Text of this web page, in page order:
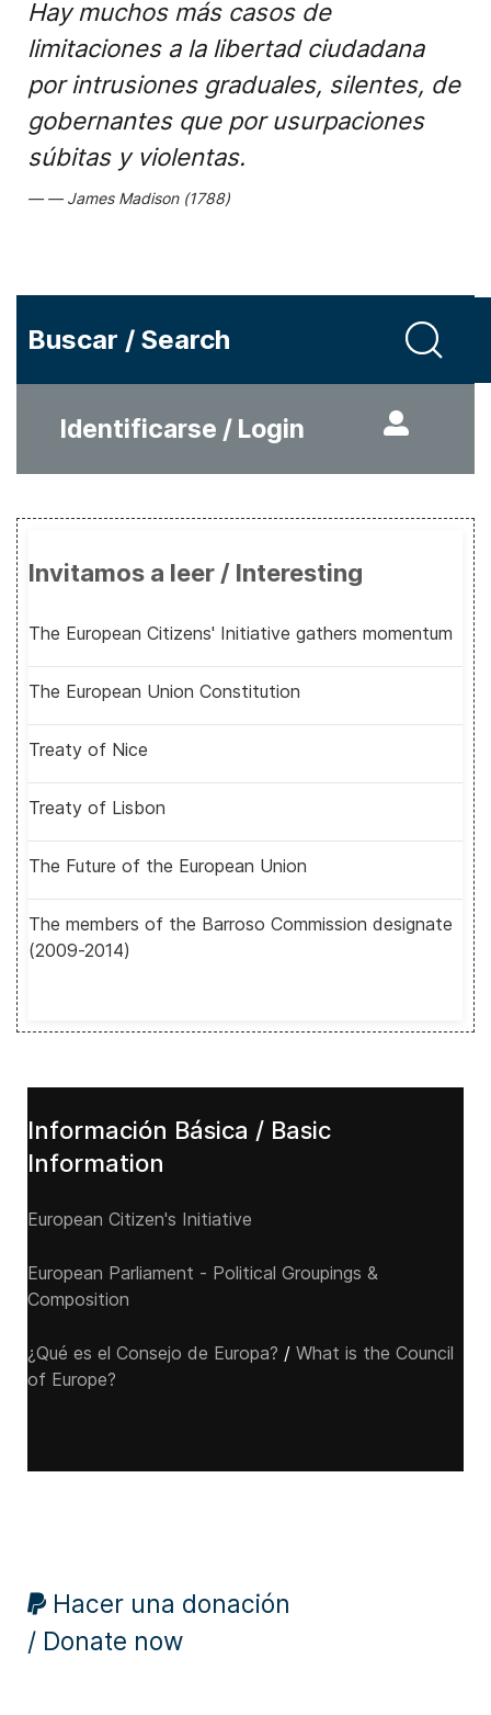
Hay muchos más casos de
limitaciones a la libertad ciudadana
por intrusiones graduales, silentes, de
gobernantes que por usurpaciones
súbitas y violentas.
James Madison (1788)
Buscar / Search
Identificarse / Login
Invitamos a leer / Interesting
The European Citizens' Initiative gathers momentum
The European Union Constitution
Treaty of Nice
Treaty of Lisbon
The Future of the European Union
The members of the Barroso Commission designate
(2009-2014)
Información Básica / Basic
Information
European Citizen's Initiative
European Parliament - Political Groupings &
Composition
¿Qué es el Consejo de Europa? / What is the Council
of Europe?
Hacer una donación
/ Donate now